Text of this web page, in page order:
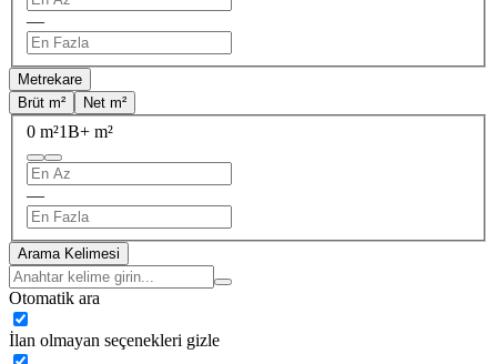
—
Metrekare
Brüt m²
Net m²
0 m²1B+ m²
—
Arama Kelimesi
Otomatik ara
İlan olmayan seçenekleri gizle